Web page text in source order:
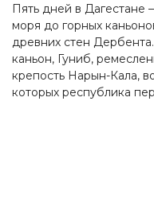
Пять дней в Дагестане
моря до горных
древних стен
каньон, Гуниб,
крепость Нарын-Кала,
которых республика